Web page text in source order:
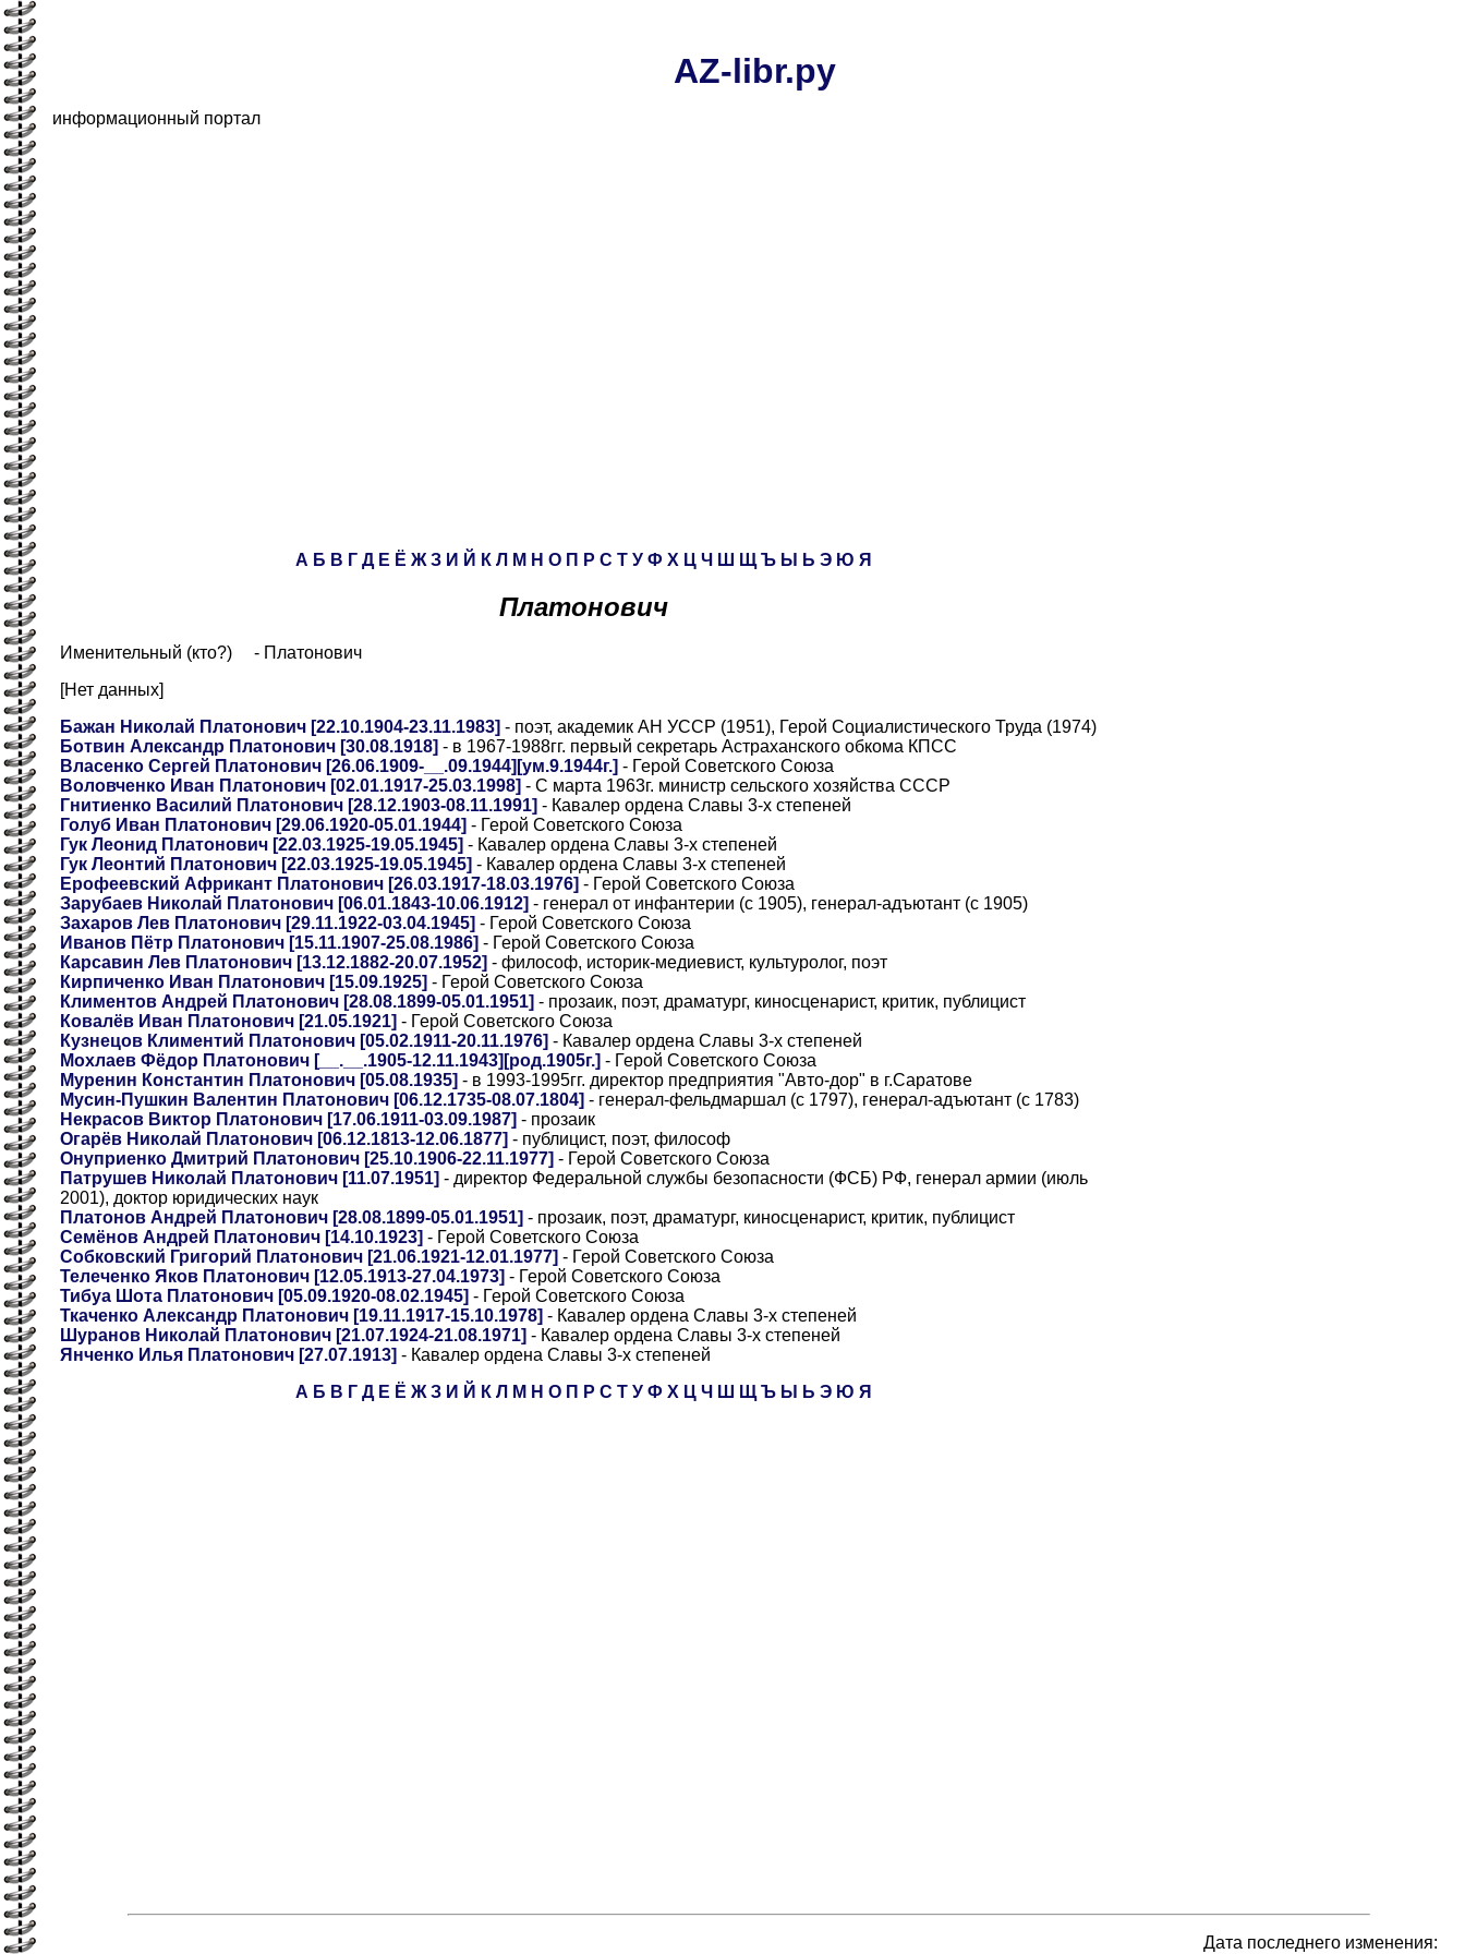
AZ-libr.ру
информационный портал
А Б В Г Д Е Ё Ж З И Й К Л М Н О П Р С Т У Ф Х Ц Ч Ш Щ Ъ Ы Ь Э Ю Я
Платонович
Именительный (кто?) - Платонович
[Нет данных]
Бажан Николай Платонович [22.10.1904-23.11.1983] - поэт, академик АН УССР (1951), Герой Социалистического Труда (1974)
Ботвин Александр Платонович [30.08.1918] - в 1967-1988гг. первый секретарь Астраханского обкома КПСС
Власенко Сергей Платонович [26.06.1909-__.09.1944][ум.9.1944г.] - Герой Советского Союза
Воловченко Иван Платонович [02.01.1917-25.03.1998] - С марта 1963г. министр сельского хозяйства СССР
Гнитиенко Василий Платонович [28.12.1903-08.11.1991] - Кавалер ордена Славы 3-х степеней
Голуб Иван Платонович [29.06.1920-05.01.1944] - Герой Советского Союза
Гук Леонид Платонович [22.03.1925-19.05.1945] - Кавалер ордена Славы 3-х степеней
Гук Леонтий Платонович [22.03.1925-19.05.1945] - Кавалер ордена Славы 3-х степеней
Ерофеевский Африкант Платонович [26.03.1917-18.03.1976] - Герой Советского Союза
Зарубаев Николай Платонович [06.01.1843-10.06.1912] - генерал от инфантерии (с 1905), генерал-адъютант (с 1905)
Захаров Лев Платонович [29.11.1922-03.04.1945] - Герой Советского Союза
Иванов Пётр Платонович [15.11.1907-25.08.1986] - Герой Советского Союза
Карсавин Лев Платонович [13.12.1882-20.07.1952] - философ, историк-медиевист, культуролог, поэт
Кирпиченко Иван Платонович [15.09.1925] - Герой Советского Союза
Климентов Андрей Платонович [28.08.1899-05.01.1951] - прозаик, поэт, драматург, киносценарист, критик, публицист
Ковалёв Иван Платонович [21.05.1921] - Герой Советского Союза
Кузнецов Климентий Платонович [05.02.1911-20.11.1976] - Кавалер ордена Славы 3-х степеней
Мохлаев Фёдор Платонович [__.__.1905-12.11.1943][род.1905г.] - Герой Советского Союза
Муренин Константин Платонович [05.08.1935] - в 1993-1995гг. директор предприятия "Авто-дор" в г.Саратове
Мусин-Пушкин Валентин Платонович [06.12.1735-08.07.1804] - генерал-фельдмаршал (с 1797), генерал-адъютант (с 1783)
Некрасов Виктор Платонович [17.06.1911-03.09.1987] - прозаик
Огарёв Николай Платонович [06.12.1813-12.06.1877] - публицист, поэт, философ
Онуприенко Дмитрий Платонович [25.10.1906-22.11.1977] - Герой Советского Союза
Патрушев Николай Платонович [11.07.1951] - директор Федеральной службы безопасности (ФСБ) РФ, генерал армии (июль
2001), доктор юридических наук
Платонов Андрей Платонович [28.08.1899-05.01.1951] - прозаик, поэт, драматург, киносценарист, критик, публицист
Семёнов Андрей Платонович [14.10.1923] - Герой Советского Союза
Собковский Григорий Платонович [21.06.1921-12.01.1977] - Герой Советского Союза
Телеченко Яков Платонович [12.05.1913-27.04.1973] - Герой Советского Союза
Тибуа Шота Платонович [05.09.1920-08.02.1945] - Герой Советского Союза
Ткаченко Александр Платонович [19.11.1917-15.10.1978] - Кавалер ордена Славы 3-х степеней
Шуранов Николай Платонович [21.07.1924-21.08.1971] - Кавалер ордена Славы 3-х степеней
Янченко Илья Платонович [27.07.1913] - Кавалер ордена Славы 3-х степеней
А Б В Г Д Е Ё Ж З И Й К Л М Н О П Р С Т У Ф Х Ц Ч Ш Щ Ъ Ы Ь Э Ю Я
Дата последнего изменения: